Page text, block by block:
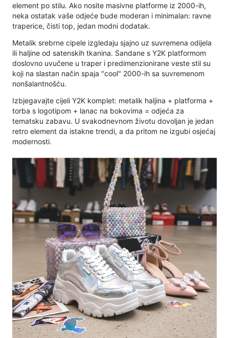
element po stilu. Ako nosite masivne platforme iz 2000-ih,
neka ostatak vaše odjeće bude moderan i minimalan: ravne
traperice, čisti top, jedan modni dodatak.
Metalik srebrne cipele izgledaju sjajno uz suvremena odijela
ili haljine od satenskih tkanina. Sandane s Y2K platformom
doslovno uvučene u traper i predimenzionirane veste stil su
koji na slastan način spaja "cool" 2000-ih sa suvremenom
nonšalantnošću.
Izbjegavajte cijeli Y2K komplet: metalik haljina + platforma +
torba s logotipom + lanac na bokovima = odjeća za
tematsku zabavu. U svakodnevnom životu dovoljan je jedan
retro element da istakne trendi, a da pritom ne izgubi osjećaj
modernosti.